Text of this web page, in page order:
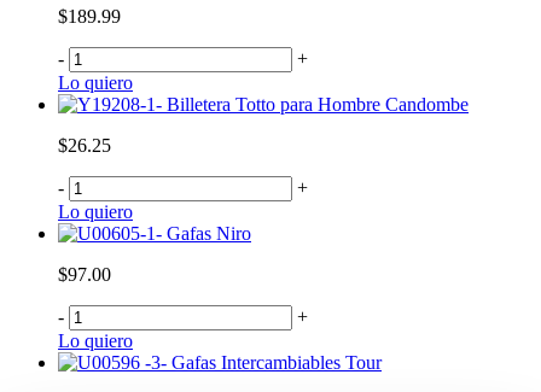
$189.99
-
+
Lo quiero
Billetera Totto para Hombre Candombe
$26.25
-
+
Lo quiero
Gafas Niro
$97.00
-
+
Lo quiero
Gafas Intercambiables Tour